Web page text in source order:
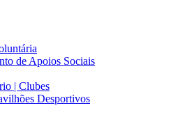
de Apoios Sociais
| Clubes
Desportivos